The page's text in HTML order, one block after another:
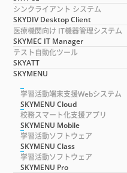
シンクライアント システム
SKYDIV Desktop Client
医療機関向け IT機器管理システム
SKYMEC IT Manager
テスト自動化ツール
SKYATT
SKYMENU
学習活動端末支援Webシステム
SKYMENU Cloud
校務スマート化支援アプリ
SKYMENU Mobile
学習活動ソフトウェア
SKYMENU Class
学習活動ソフトウェア
SKYMENU Pro